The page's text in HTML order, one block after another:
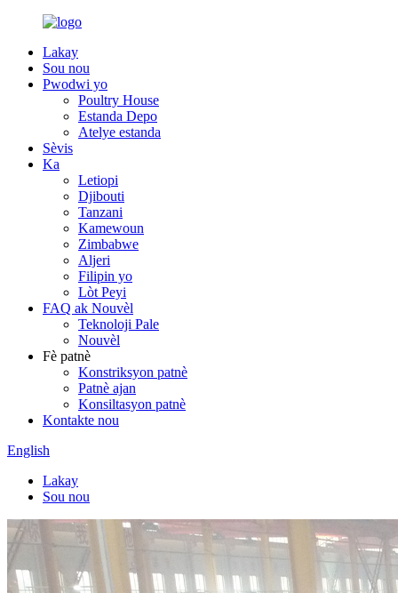
Lakay
Sou nou
Pwodwi yo
Poultry House
Estanda Depo
Atelye estanda
Sèvis
Ka
Letiopi
Djibouti
Tanzani
Kamewoun
Zimbabwe
Aljeri
Filipin yo
Lòt Peyi
FAQ ak Nouvèl
Teknoloji Pale
Nouvèl
Fè patnè
Konstriksyon patnè
Patnè ajan
Konsiltasyon patnè
Kontakte nou
English
Lakay
Sou nou